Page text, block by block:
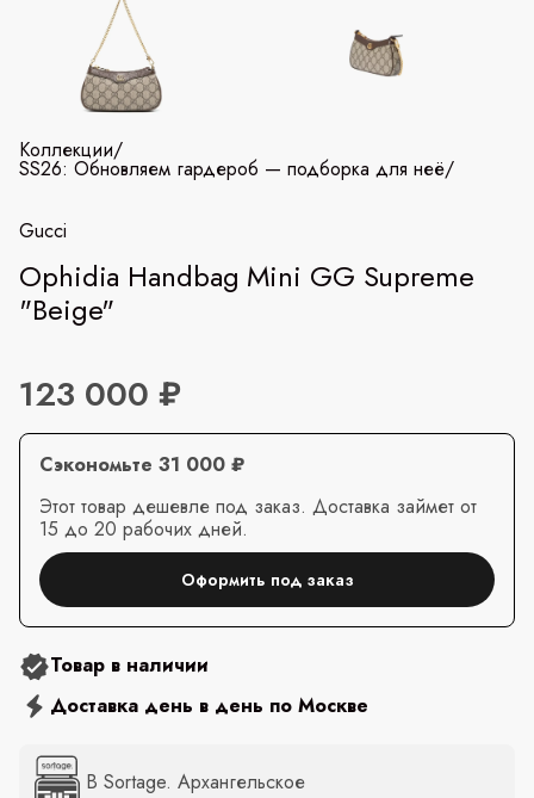
Коллекции/
SS26: Обновляем гардероб — подборка для неё/
Gucci
Ophidia Handbag Mini GG Supreme
"Beige"
123 000 ₽
Сэкономьте 31 000 ₽
Этот товар дешевле под заказ. Доставка займет от
15 до 20 рабочих дней.
Оформить под заказ
Товар в наличии
Доставка день в день по Москве
В Sortage. Архангельское